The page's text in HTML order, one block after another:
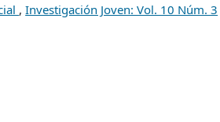
,Investigación Joven: Vol. 10 Núm. 3